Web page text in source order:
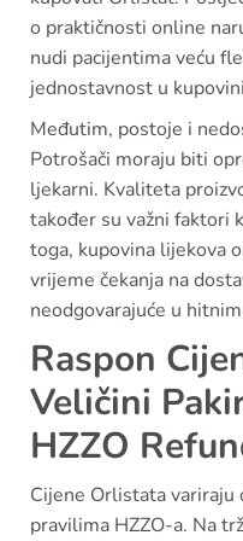
o praktičnosti online
nudi pacijentima veću
jednostavnost u
Međutim, postoje i
Potrošači moraju biti
ljekarni. Kvaliteta
također su važni faktori
toga, kupovina lijekova
vrijeme čekanja na
neodgovarajuće u
Raspon
Veličini
HZZO
Cijene Orlistata variraju
pravilima HZZO-a. Na